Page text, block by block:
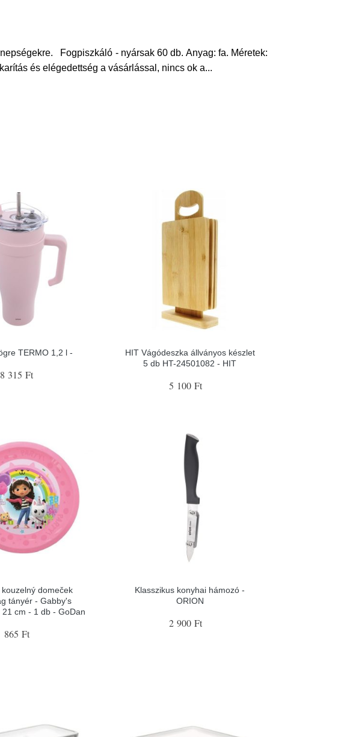
Fogpiszkáló - nyársak 60 db. Anyag: fa. Méretek:
és elégedettség a vásárlással, nincs ok a...
TERMO 1,2 l -
8 315 Ft
HIT Vágódeszka állványos készlet
5 db HT-24501082 - HIT
5 100 Ft
domeček
tányér - Gabby's
21 cm - 1 db - GoDan
865 Ft
Klasszikus konyhai hámozó -
ORION
2 900 Ft